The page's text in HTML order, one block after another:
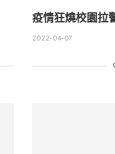
疫情狂燒校園拉
2022-04-07